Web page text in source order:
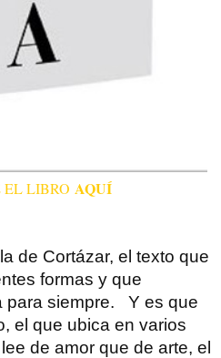
EL LIBRO AQUÍ
de Cortázar, el texto que
formas y que
para siempre.
Y es que
el que ubica en varios
de amor que de arte, el